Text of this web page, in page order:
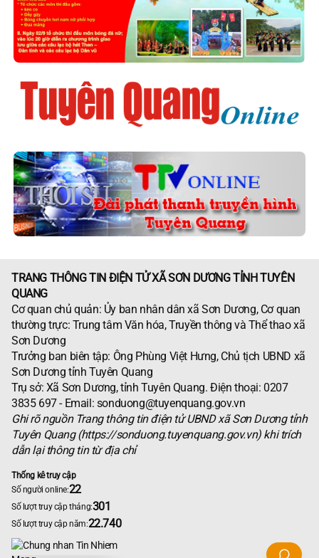
TRANG THÔNG TIN ĐIỆN TỬ XÃ SƠN DƯƠNG TỈNH TUYÊN
QUANG
Cơ quan chủ quản: Ủy ban nhân dân xã Sơn Dương, Cơ quan
thường trực: Trung tâm Văn hóa, Truyền thông và Thể thao xã
Sơn Dương
Trưởng ban biên tập: Ông Phùng Việt Hưng, Chủ tịch UBND xã
Sơn Dương tỉnh Tuyên Quang
Trụ sở: Xã Sơn Dương, tỉnh Tuyên Quang. Điện thoại: 0207
3835 697 - Email: sonduong@tuyenquang.gov.vn
Ghi rõ nguồn Trang thông tin điện tử UBND xã Sơn Dương tỉnh
Tuyên Quang (https://sonduong.tuyenquang.gov.vn) khi trích
dẫn lại thông tin từ địa chỉ
Thống kê truy cập
Số người online:22
Số lượt truy cập tháng:301
Số lượt truy cập năm:22.740